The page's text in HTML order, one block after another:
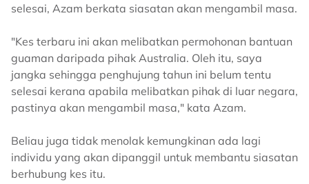
selesai, Azam berkata siasatan akan mengambil masa.
"Kes terbaru ini akan melibatkan permohonan bantuan
guaman daripada pihak Australia. Oleh itu, saya
jangka sehingga penghujung tahun ini belum tentu
selesai kerana apabila melibatkan pihak di luar negara,
pastinya akan mengambil masa," kata Azam.
Beliau juga tidak menolak kemungkinan ada lagi
individu yang akan dipanggil untuk membantu siasatan
berhubung kes itu.